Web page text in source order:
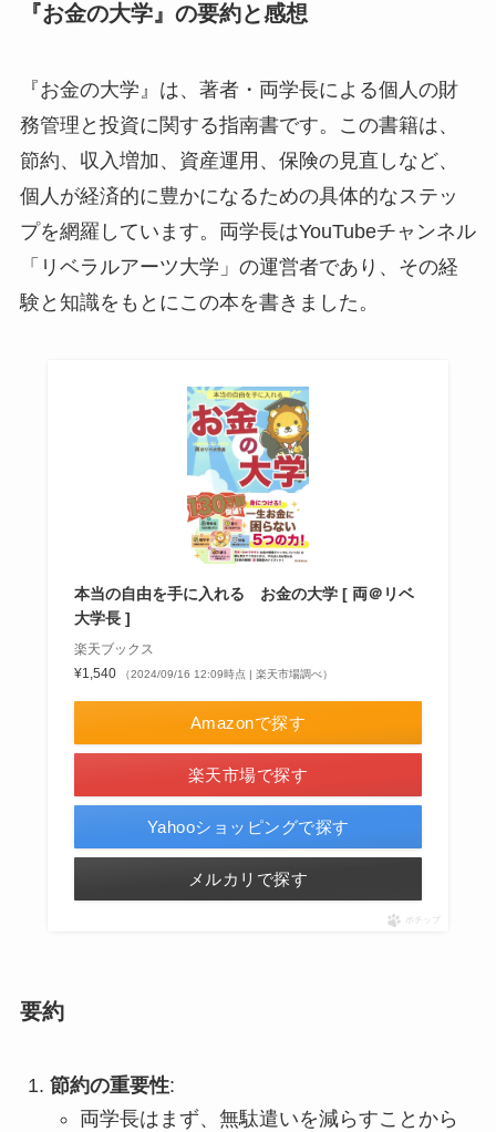
『お金の大学』の要約と感想
『お金の大学』は、著者・両学長による個人の財
務管理と投資に関する指南書です。この書籍は、
節約、収入増加、資産運用、保険の見直しなど、
個人が経済的に豊かになるための具体的なステッ
プを網羅しています。両学長はYouTubeチャンネル
「リベラルアーツ大学」の運営者であり、その経
験と知識をもとにこの本を書きました。
本当の自由を手に入れる お金の大学 [ 両＠リベ
大学長 ]
楽天ブックス
¥1,540
（2024/09/16 12:09時点 | 楽天市場調べ）
Amazonで探す
楽天市場で探す
Yahooショッピングで探す
メルカリで探す
ポチップ
要約
節約の重要性:
両学長はまず、無駄遣いを減らすことから